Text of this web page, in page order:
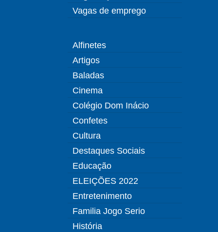
Vagas de emprego
Alfinetes
Artigos
Baladas
Cinema
Colégio Dom Inácio
Confetes
Cultura
Destaques Sociais
Educação
ELEIÇÕES 2022
Entretenimento
Familia Jogo Serio
História